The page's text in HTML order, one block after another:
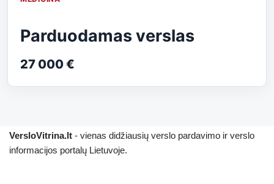
Parduodamas verslas
27 000 €
VersloVitrina.lt - vienas didžiausių verslo pardavimo ir verslo
informacijos portalų Lietuvoje.